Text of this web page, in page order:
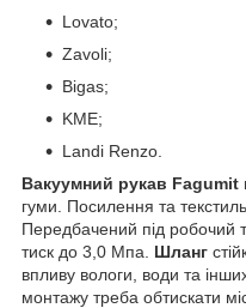
Lovato;
Zavoli;
Bigas;
KME;
Landi Renzo.
Вакуумний рукав Fagumit
гуми. Посилення та
Передбачений під робочий
тиск до 3,0 Мпа. Шланг
впливу вологи, води та
монтажу треба обтискати